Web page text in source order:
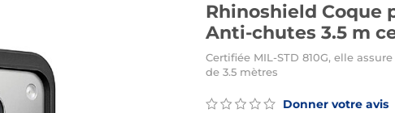
Rhinoshield Coque
Anti-chutes 3.5 m
Certifiée MIL-STD 810G, elle
de 3.5 mètres
Donner votre avis